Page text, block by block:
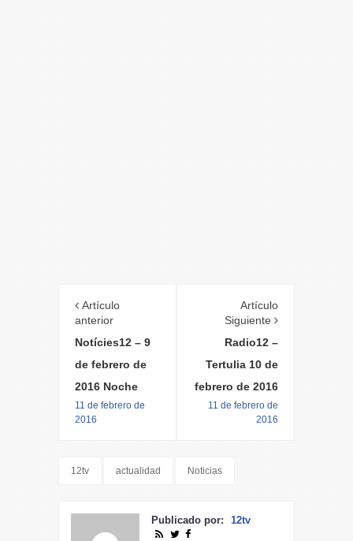
Artículo
anterior
Notícies12 – 9
de febrero de
2016 Noche
11 de febrero de
2016
Artículo
Siguiente
Radio12 –
Tertulia 10 de
febrero de 2016
11 de febrero de
2016
12tv actualidad Noticias
Publicado por: 12tv